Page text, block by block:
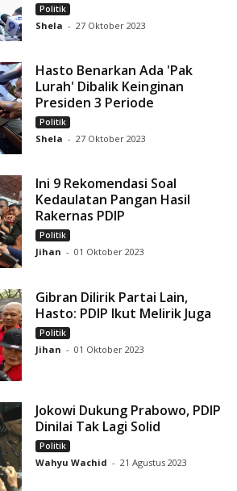
Politik
Shela - 27 Oktober 2023
Hasto Benarkan Ada 'Pak
Lurah' Dibalik Keinginan
Presiden 3 Periode
Politik
Shela - 27 Oktober 2023
Ini 9 Rekomendasi Soal
Kedaulatan Pangan Hasil
Rakernas PDIP
Politik
Jihan - 01 Oktober 2023
Gibran Dilirik Partai Lain,
Hasto: PDIP Ikut Melirik Juga
Politik
Jihan - 01 Oktober 2023
Jokowi Dukung Prabowo, PDIP
Dinilai Tak Lagi Solid
Politik
Wahyu Wachid - 21 Agustus 2023